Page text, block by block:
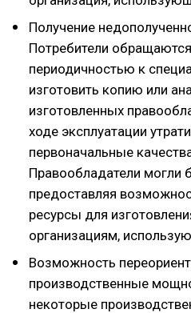
Получение
Потребители
периодичностью к
изготовить копию или
изготовленных
ходе эксплуатации
первоначальные
Правообладатели могли
предоставляя
ресурсы для
организациям,
Возможность
производственные
некоторые